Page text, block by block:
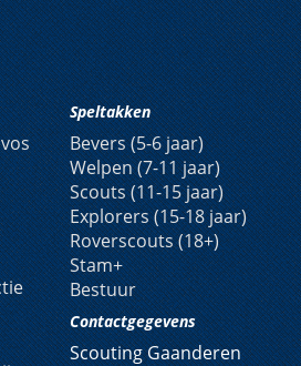
Speltakken
Bevers (5-6 jaar)
Welpen (7-11 jaar)
Scouts (11-15 jaar)
Explorers (15-18 jaar)
Roverscouts (18+)
Stam+
Bestuur
Contactgegevens
Scouting Gaanderen